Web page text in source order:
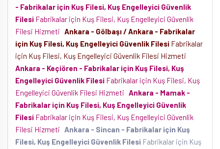
- Fabrikalar için Kuş Filesi, Kuş Engelleyici Güvenlik
Filesi Fabrikalar için Kuş Filesi, Kuş Engelleyici Güvenlik
Filesi Hizmeti Ankara - Gölbaşı / Ankara - Fabrikalar
için Kuş Filesi, Kuş Engelleyici Güvenlik Filesi Fabrikalar
için Kuş Filesi, Kuş Engelleyici Güvenlik Filesi Hizmeti
Ankara - Keçiören - Fabrikalar için Kuş Filesi, Kuş
Engelleyici Güvenlik Filesi Fabrikalar için Kuş Filesi, Kuş
Engelleyici Güvenlik Filesi Hizmeti Ankara - Mamak -
Fabrikalar için Kuş Filesi, Kuş Engelleyici Güvenlik
Filesi Fabrikalar için Kuş Filesi, Kuş Engelleyici Güvenlik
Filesi Hizmeti Ankara - Sincan - Fabrikalar için Kuş
Filesi, Kuş Engelleyici Güvenlik Filesi Fabrikalar için Kuş